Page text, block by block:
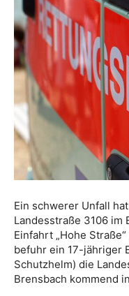
Ein schwerer Unfall
Landesstraße 3106 im
Einfahrt „Hohe
befuhr ein 17-jähriger
Schutzhelm) die
Brensbach kommend